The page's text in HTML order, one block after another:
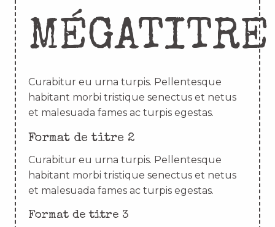
MÉGATITRE
Curabitur eu urna turpis. Pellentesque
habitant morbi tristique senectus et netus
et malesuada fames ac turpis egestas.
Format de titre 2
Curabitur eu urna turpis. Pellentesque
habitant morbi tristique senectus et netus
et malesuada fames ac turpis egestas.
Format de titre 3